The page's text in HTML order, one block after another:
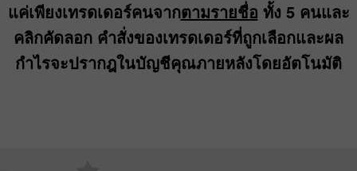
แค่เพียงเทรดเดอร์คนจากตามรายชื่อ ทั้ง 5 คนและ
คลิกคัดลอก คำสั่งของเทรดเดอร์ที่ถูกเลือกและผล
กำไรจะปรากฎในบัญชีคุณภายหลังโดยอัตโนมัติ